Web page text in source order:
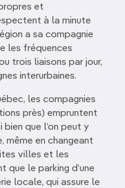
et
à la minute
a sa compagnie
les fréquences
trois liaisons par jour,
interurbaines.
les compagnies
près) empruntent
bien que l’on peut y
même en changeant
villes et les
que le parking d’une
locale, qui assure le